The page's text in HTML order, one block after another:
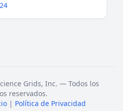
Grids, Inc. — Todos los
reservados.
| Política de Privacidad